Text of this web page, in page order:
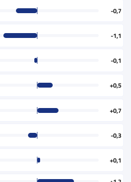
-0,7
-1,1
-0,1
+0,5
+0,7
-0,3
+0,1